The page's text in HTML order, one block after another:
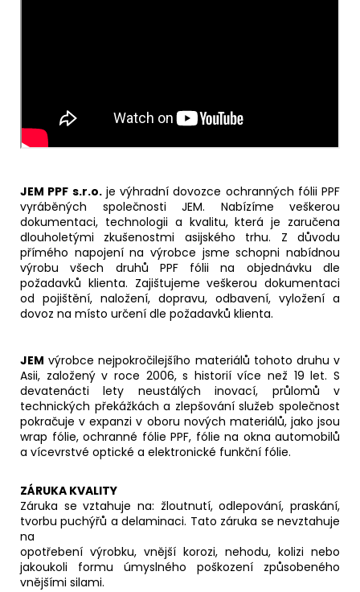
JEM PPF s.r.o.je výhradní dovozce ochranných fólii PPF
vyráběných společnosti JEM. Nabízíme veškerou
dokumentaci, technologii a kvalitu, která je zaručena
dlouholetými zkušenostmi asijského trhu. Z důvodu
přímého napojení na výrobce jsme schopni nabídnou
výrobu všech druhů PPF fólii na objednávku dle
požadavků klienta. Zajištujeme veškerou dokumentaci
od pojištění, naložení, dopravu, odbavení, vyložení a
dovoz na místo určení dle požadavků klienta.
JEM výrobce nejpokročilejšího materiálů tohoto druhu v
Asii, založený v roce 2006, s historií více než 19 let. S
devatenácti lety neustálých inovací, průlomů v
technických překážkách a zlepšování služeb společnost
pokračuje v expanzi v oboru nových materiálů, jako jsou
wrap fólie, ochranné fólie PPF, fólie na okna automobilů
a vícevrstvé optické a elektronické funkční fólie.
ZÁRUKA KVALITY
Záruka se vztahuje na: žloutnutí, odlepování, praskání,
tvorbu puchýřů a delaminaci. Tato záruka se nevztahuje
na
opotřebení výrobku, vnější korozi, nehodu, kolizi nebo
jakoukoli formu úmyslného poškození způsobeného
vnějšími silami.